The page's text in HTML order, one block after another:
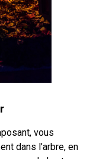
vous
dans l’arbre, en